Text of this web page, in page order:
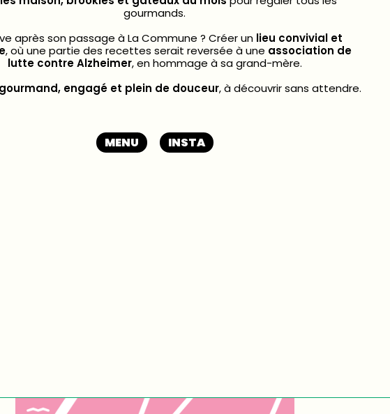
gourmands.
après son passage à La Commune ? Créer un lieu convivial et
, où une partie des recettes serait reversée à une association de
lutte contre Alzheimer, en hommage à sa grand-mère.
gourmand, engagé et plein de douceur, à découvrir sans attendre.
MENU INSTA